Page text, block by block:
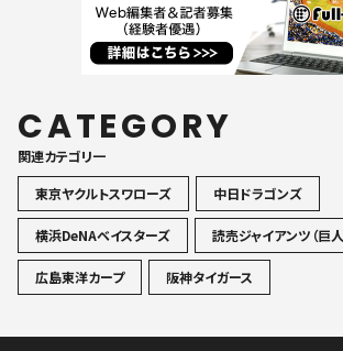
CATEGORY
関連カテゴリ一
東京ヤクルトスワローズ
中日ドラゴンズ
横浜DeNAベイスターズ 読売ジャイアンツ（巨人
広島東洋カープ 阪神タイガース